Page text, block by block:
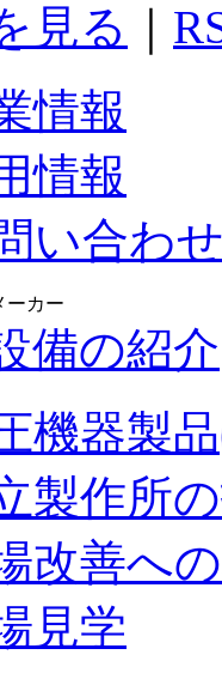
見る
情報
情報
い合わせ
備の紹介
機器製
製作所
改善へ
見学